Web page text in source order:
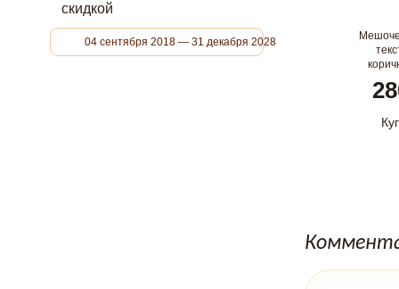
скидкой
04 сентября 2018 — 31 декабря 2028